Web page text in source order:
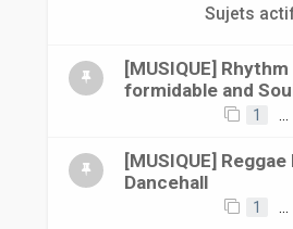
Sujets
[MUSIQUE]
formidable and
1
[MUSIQUE]
Dancehall
1